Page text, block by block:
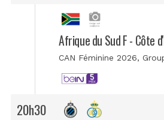
Afrique du Sud F - Côte
CAN Féminine 2026,
20h30